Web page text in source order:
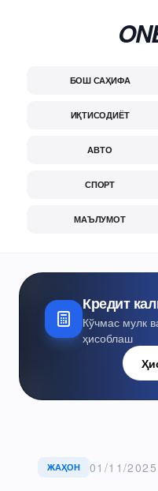
БОШ САҲИФА
ИҚТИСОДИЁТ
АВТО
СПОРТ
МАЪЛУМОТ
Кредит
Кўчмас мулк
ҳисоблаш
ЖАҲОН 01/11/2025